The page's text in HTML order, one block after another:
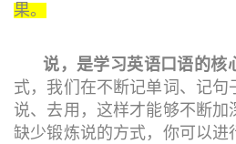
果。
说，是学习英语口语的核
式，我们在不断记单词、记句
说、去用，这样才能够不断加
缺少锻炼说的方式，你可以进